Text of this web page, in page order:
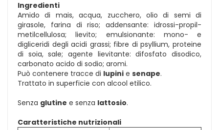
Ingredienti
Amido di mais, acqua, zucchero, olio di semi di
girasole, farina di riso; addensante: idrossi-propil-
metilcellulosa; lievito; emulsionante: mono- e
digliceridi degli acidi grassi; fibre di psyllium, proteine
di soia, sale; agente lievitante: difosfato disodico,
carbonato acido di sodio; aromi.
Può contenere tracce di lupini e senape.
Trattato in superficie con alcool etilico.
Senza glutine e senza lattosio.
Caratteristiche nutrizionali